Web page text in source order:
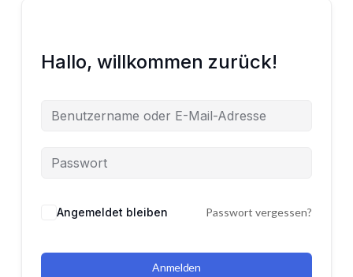
Hallo, willkommen zurück!
Angemeldet bleiben Passwort vergessen?
Anmelden